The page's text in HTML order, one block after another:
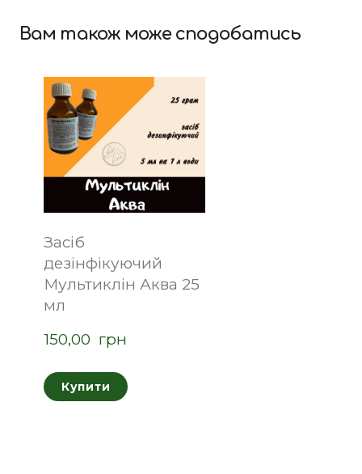
Вам також може сподобатись
Засіб
дезінфікуючий
Мультиклін Аква 25
мл
150,00  грн
Купити